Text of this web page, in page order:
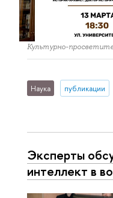
Культурно-
Наука публикации
Эксперты
интеллект в